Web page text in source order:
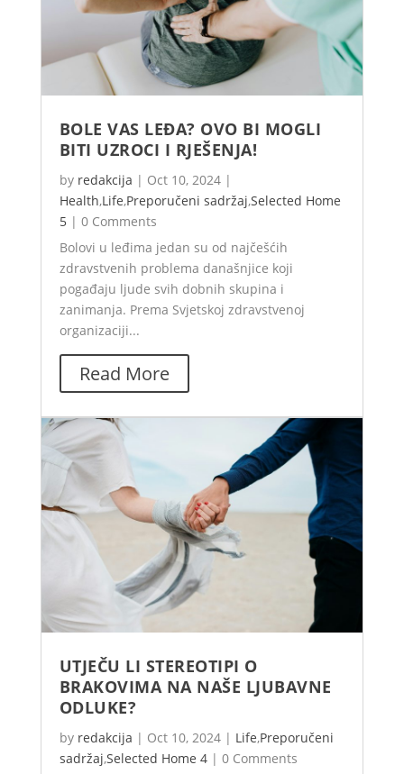
BOLE VAS LEĐA? OVO BI MOGLI
BITI UZROCI I RJEŠENJA!
by redakcija | Oct 10, 2024 |
Health,Life,Preporučeni sadržaj,Selected Home
5 | 0 Comments
Bolovi u leđima jedan su od najčešćih
zdravstvenih problema današnjice koji
pogađaju ljude svih dobnih skupina i
zanimanja. Prema Svjetskoj zdravstvenoj
organizaciji...
Read More
UTJEČU LI STEREOTIPI O
BRAKOVIMA NA NAŠE LJUBAVNE
ODLUKE?
by redakcija | Oct 10, 2024 | Life,Preporučeni
sadržaj,Selected Home 4 | 0 Comments